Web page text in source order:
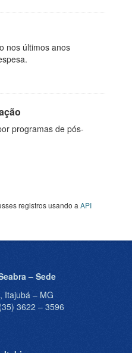
nos últimos anos
programas de pós-
registros usando a API
– Sede
Itajubá – MG
3622 – 3596